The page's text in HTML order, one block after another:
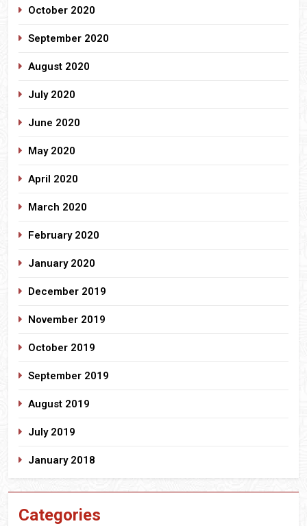
October 2020
September 2020
August 2020
July 2020
June 2020
May 2020
April 2020
March 2020
February 2020
January 2020
December 2019
November 2019
October 2019
September 2019
August 2019
July 2019
January 2018
Categories